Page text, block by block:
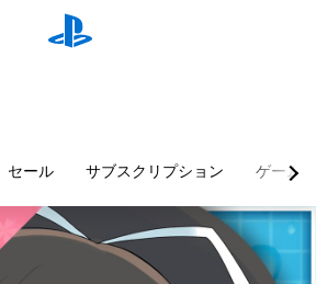
セール サブスクリプション ゲーム